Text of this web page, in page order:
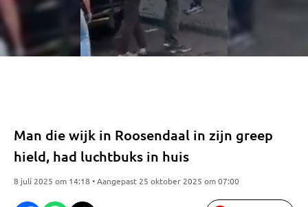
Man die wijk in Roosendaal in zijn greep
hield, had luchtbuks in huis
8 juli 2025 om 14:18 • Aangepast 25 oktober 2025 om 07:00